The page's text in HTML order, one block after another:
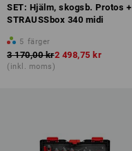
SET: Hjälm, skogsb. Protos +
STRAUSSbox 340 midi
5 färger
3 170,00 kr2 498,75 kr
(inkl. moms)